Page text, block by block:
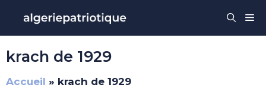
contenu
krach de 1929
Accueil » krach de 1929